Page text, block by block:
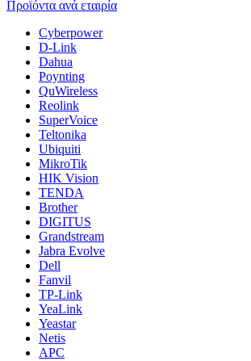
Προϊόντα ανά εταιρία
Cyberpower
D-Link
Dahua
Poynting
QuWireless
Reolink
SuperVoice
Teltonika
Ubiquiti
MikroTik
HIK Vision
TENDA
Brother
DIGITUS
Grandstream
Jabra Evolve
Dell
Fanvil
TP-Link
YeaLink
Yeastar
Netis
APC